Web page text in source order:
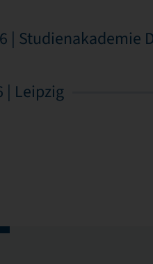
| Studienakademie
| Leipzig